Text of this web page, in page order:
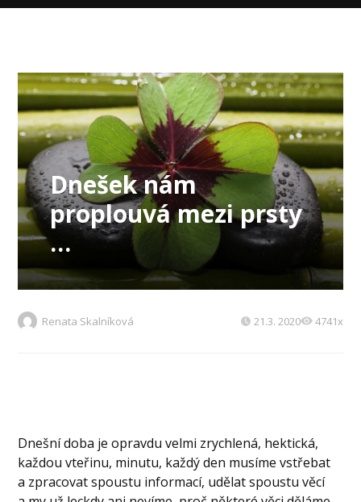
Dnešek nám
proplouvá mezi prsty
…
Renata Skalníková 21.3. 2020 4741x
Dnešní doba je opravdu velmi zrychlená, hektická,
každou vteřinu, minutu, každý den musíme vstřebat
a zpracovat spoustu informací, udělat spoustu věcí